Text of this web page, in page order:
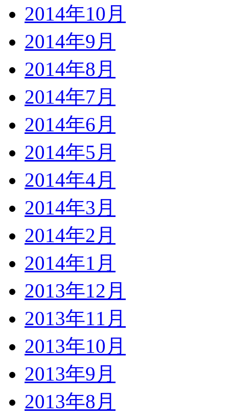
2014年10月
2014年9月
2014年8月
2014年7月
2014年6月
2014年5月
2014年4月
2014年3月
2014年2月
2014年1月
2013年12月
2013年11月
2013年10月
2013年9月
2013年8月